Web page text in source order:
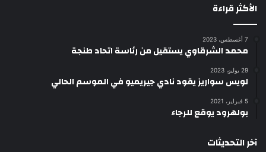
الأكثر قراءة
7 أغسطس، 2023
محمد الشرقاوي يستقيل من رئاسة اتحاد طنجة
29 يوليو، 2023
لويس سواريز يقود نادي جيريميو في الموسم الحالي
5 فبراير، 2021
بولهرود يوقع للرجاء
آخر التحديثات